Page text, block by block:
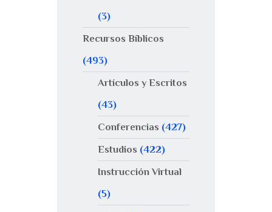
(3)
Recursos Bíblicos
(493)
Artículos y Escritos
(43)
Conferencias (427)
Estudios (422)
Instrucción Virtual
(5)